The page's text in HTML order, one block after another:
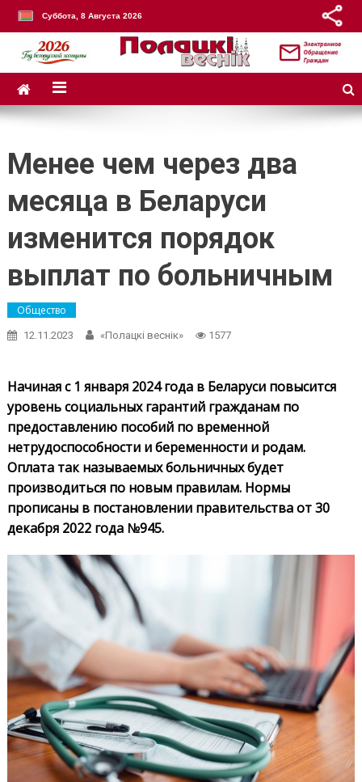
Суббота, 8 Августа 2026
Менее чем через два
месяца в Беларуси
изменится порядок
выплат по больничным
Общество
12.11.2023 «Полацкі веснік» 1577
Начиная с 1 января 2024 года в Беларуси повысится
уровень социальных гарантий гражданам по
предоставлению пособий по временной
нетрудоспособности и беременности и родам.
Оплата так называемых больничных будет
производиться по новым правилам. Нормы
прописаны в постановлении правительства от 30
декабря 2022 года №945.